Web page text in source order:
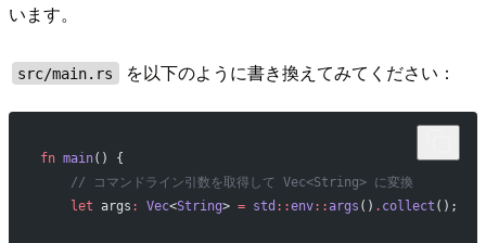
います。
src/main.rs を以下のように書き換えてみてください：
fn main() {
    // コマンドライン引数を取得して Vec<String> に変換
    let
args : Vec<String> = std ::env::args () . collect ();